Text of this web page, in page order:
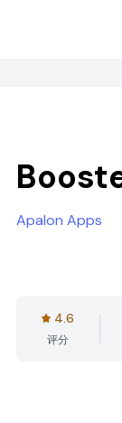
Apalon Apps
4.6
评分